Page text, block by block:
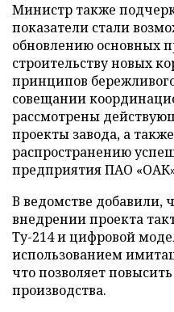
Министр также
показатели стали
обновлению основных
строительству новых
принципов
совещании
рассмотрены
проекты завода, а
распространению
предприятия ПАО
В ведомстве добавили,
внедрении проекта
Ту-214 и цифровой
использованием
что позволяет
производства.